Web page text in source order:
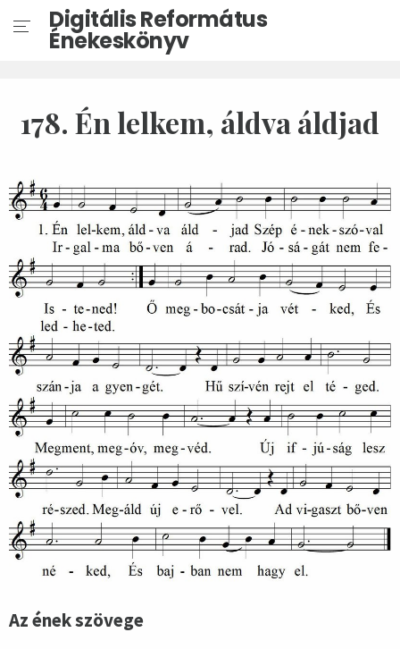
Digitális Református
Énekeskönyv
178. Én lelkem, áldva áldjad
Az ének szövege